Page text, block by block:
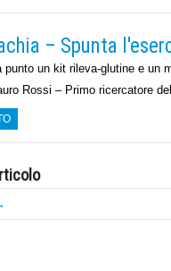
– Spunta
punto un kit rileva-glutine e un
Rossi – Primo ricercatore